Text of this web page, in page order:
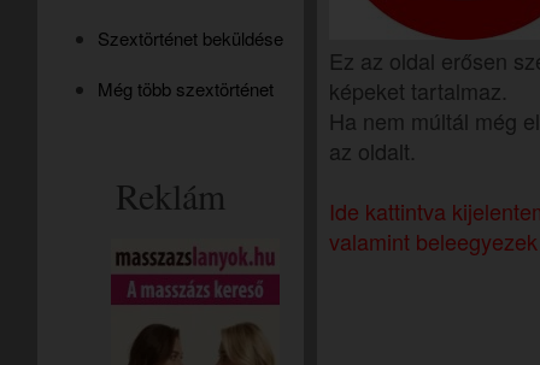
Szextörténet beküldése
Még több szextörténet
Reklám
Ez az oldal erősen
képeket tartalmaz.
Ha nem múltál még
az oldalt.
Ide kattintva
valamint